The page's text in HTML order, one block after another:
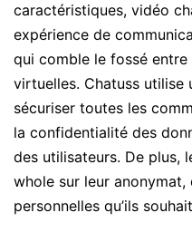
caractéristiques, vidéo
expérience de
qui comble le fossé
virtuelles. Chatuss
sécuriser toutes les
la confidentialité des
des utilisateurs. De plus,
whole sur leur
personnelles qu’ils